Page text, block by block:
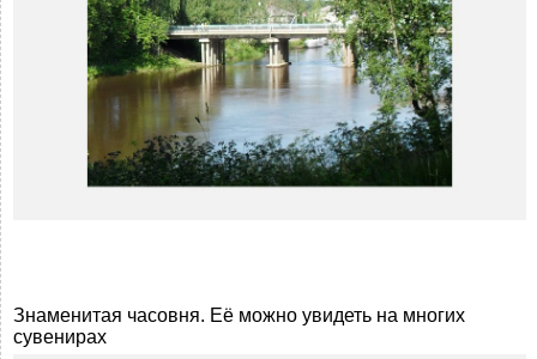
Знаменитая часовня. Её можно увидеть на многих
сувенирах